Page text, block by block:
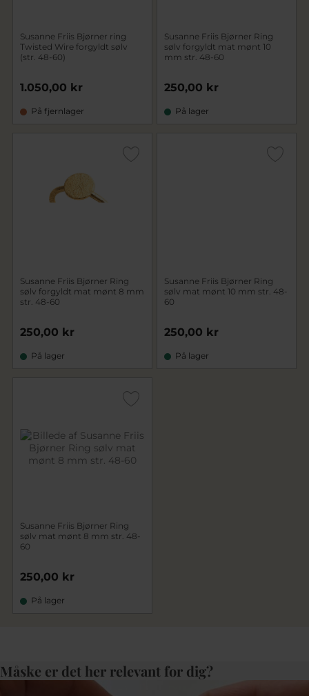
Susanne Friis Bjørner ring
Twisted Wire forgyldt sølv
(str. 48-60)
1.050,00 kr
På fjernlager
Susanne Friis Bjørner Ring
sølv forgyldt mat mønt 10
mm str. 48-60
250,00 kr
På lager
Susanne Friis Bjørner Ring
sølv forgyldt mat mønt 8 mm
str. 48-60
250,00 kr
På lager
Susanne Friis Bjørner Ring
sølv mat mønt 10 mm str. 48-
60
250,00 kr
På lager
Susanne Friis Bjørner Ring
sølv mat mønt 8 mm str. 48-
60
250,00 kr
På lager
Måske er det her relevant for dig?